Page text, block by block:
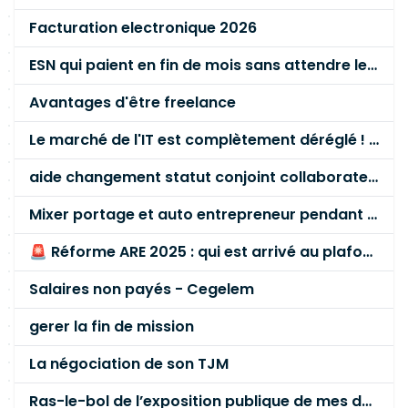
Facturation electronique 2026
ESN qui paient en fin de mois sans attendre le paiement client ?
Avantages d'être freelance
Le marché de l'IT est complètement déréglé ! STOP à cette mascarade ! Il faut s'unir et résister !
aide changement statut conjoint collaborateur
Mixer portage et auto entrepreneur pendant des années - quel risque ?
🚨 Réforme ARE 2025 : qui est arrivé au plafond des 60 % en gardant son entreprise ?
Salaires non payés - Cegelem
gerer la fin de mission
La négociation de son TJM
Ras-le-bol de l’exposition publique de mes données personnelles liées à mon entreprise